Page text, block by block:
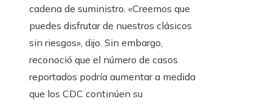
cadena de suministro. «Creemos que
puedes disfrutar de nuestros clásicos
sin riesgos», dijo. Sin embargo,
reconoció que el número de casos
reportados podría aumentar a medida
que los CDC continúen su